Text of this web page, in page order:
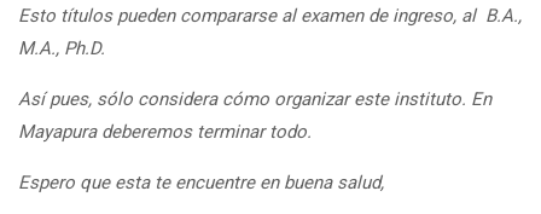
Esto títulos pueden compararse al examen de ingreso, al B.A.,
M.A., Ph.D.
Así pues, sólo considera cómo organizar este instituto. En
Mayapura deberemos terminar todo.
Espero que esta te encuentre en buena salud,